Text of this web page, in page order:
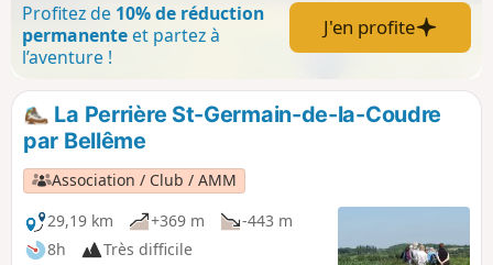
Profitez de 10% de réduction
permanenteet partez à
l’aventure !
J'en profite
La Perrière St-Germain-de-la-Coudre
par Bellême
Association / Club / AMM
29,19 km
+369 m
-443 m
8h
Très difficile